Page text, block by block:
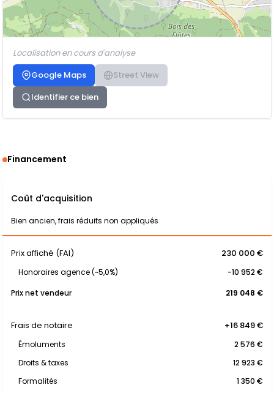
Localisation en cours d'analyse
Google Maps
Street View
Identifier ce bien
Financement
Coût d'acquisition
Bien ancien, frais réduits non appliqués
Prix affiché (FAI) 230 000 €
Honoraires agence (~5,0%)
-10 952 €
Prix net vendeur
219 048 €
Frais de notaire +16 849 €
Émoluments
2 576 €
Droits & taxes
12 923 €
Formalités
1 350 €